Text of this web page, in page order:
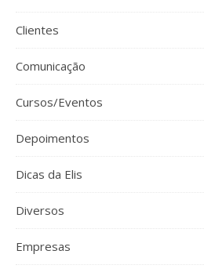
Clientes
Comunicação
Cursos/Eventos
Depoimentos
Dicas da Elis
Diversos
Empresas